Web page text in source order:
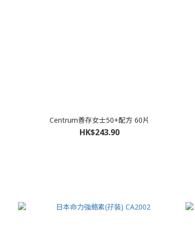
Centrum善存女士50+配方 60片
HK$243.90